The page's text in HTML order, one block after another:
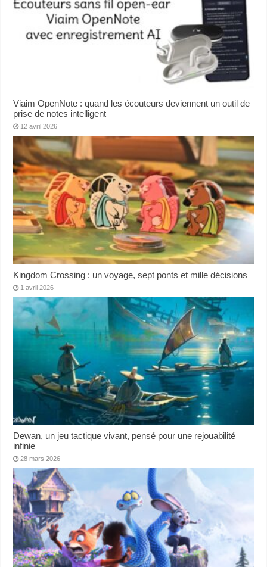
Viaim OpenNote : quand les écouteurs deviennent un outil de
prise de notes intelligent
12 avril 2026
Kingdom Crossing : un voyage, sept ponts et mille décisions
1 avril 2026
Dewan, un jeu tactique vivant, pensé pour une rejouabilité
infinie
28 mars 2026